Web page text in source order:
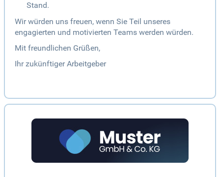
Stand.
Wir würden uns freuen, wenn Sie Teil unseres
engagierten und motivierten Teams werden würden.
Mit freundlichen Grüßen,
Ihr zukünftiger Arbeitgeber